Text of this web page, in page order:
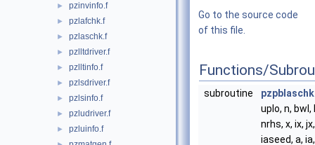
► pzinvinfo.f
► pzlafchk.f
► pzlaschk.f
► pzlltdriver.f
► pzlltinfo.f
► pzlsdriver.f
► pzlsinfo.f
► pzludriver.f
► pzluinfo.f
Go to the source code
of this file.
Functions/
subroutine pzpblaschk
uplo, n, bwl,
nrhs, x, ix,
iaseed, a,